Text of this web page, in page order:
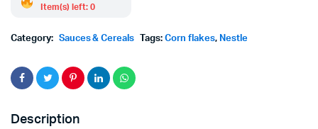
Item(s) left: 0
Category: Sauces & Cereals Tags:Corn flakes, Nestle
Description